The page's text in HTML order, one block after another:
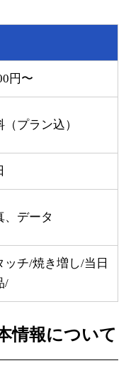
円〜
（プラン込）
、データ
ッチ/焼き増し/当日
/
情報について